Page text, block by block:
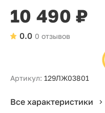
10 490 ₽
0 отзывов
0.0
Артикул: 129ЛЖ03801
Все характеристики